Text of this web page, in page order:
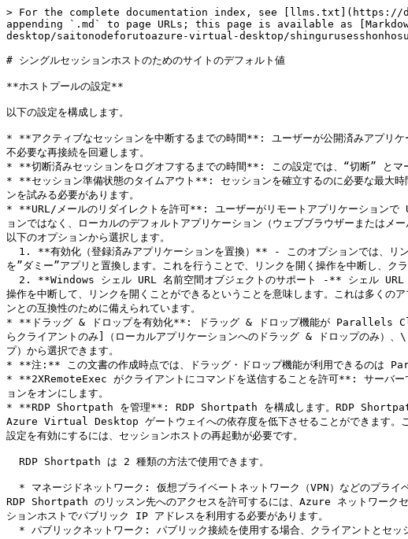
> For the complete documentation index, see [llms.txt](https://
appending `.md` to page URLs; this page is available as
desktop/saitonodeforutoazure-virtual-desktop/
# シングルセッションホストのためのサイトのデフォルト値
**ホストプールの設定**
以下の設定を構成します。
* **アクティブなセッションを中断するまでの時間**: ユーザーが公開済みアプリケ
不必要な再接続を回避します。
* **切断済みセッションをログオフするまでの時間**: この設定では、“切断” とマ
* **セッション準備状態のタイムアウト**: セッションを確立するのに必要な最大時
ンを試みる必要があります。
* **URL/メールのリダイレクトを許可**: ユーザーがリモートアプリケーションで
ョンではなく、ローカルのデフォルトアプリケーション（ウェブブラウザーまたは
以下のオプションから選択します。
を”ダミー”アプリと置換します。これを行うことで、リンクを開く操作を中断し、ク
操作を中断して、リンクを開くことができるということを意味します。これは多く
ンとの互換性のために備えられています。
* **ドラッグ & ドロップを有効化**: ドラッグ & ドロップ機能が Parallels
らクライアントのみ]（ローカルアプリケーションへのドラッグ & ドロップのみ）
プ）から選択できます。
* **注:** この文書の作成時点では、ドラッグ・ドロップ機能が利用でき
* **2XRemoteExec がクライアントにコマンドを送信することを許可**: サーバーで
ョンをオンにします。
* **RDP Shortpath を管理**: RDP Shortpath を構成します。RDP Shortpath に
Azure Virtual Desktop ゲートウェイへの依存度を低下させることができます。こ
設定を有効にするには、セッションホストの再起動が必要です。
RDP Shortpath のリッスン先へのアクセスを許可するには、Azure ネットワーク
ションホストでパブリック IP アドレスを利用する必要があります。